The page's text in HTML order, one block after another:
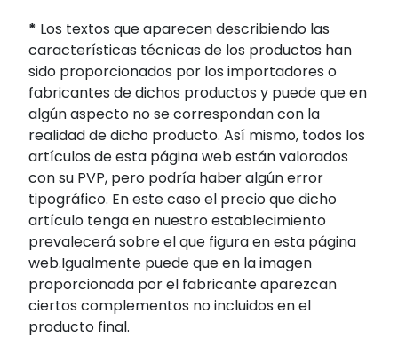
* Los textos que aparecen describiendo las
características técnicas de los productos han
sido proporcionados por los importadores o
fabricantes de dichos productos y puede que en
algún aspecto no se correspondan con la
realidad de dicho producto. Así mismo, todos los
artículos de esta página web están valorados
con su PVP, pero podría haber algún error
tipográfico. En este caso el precio que dicho
artículo tenga en nuestro establecimiento
prevalecerá sobre el que figura en esta página
web.Igualmente puede que en la imagen
proporcionada por el fabricante aparezcan
ciertos complementos no incluidos en el
producto final.